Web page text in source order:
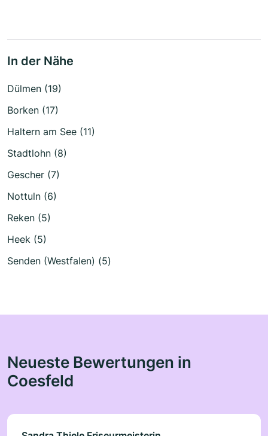
In der Nähe
Dülmen (19)
Borken (17)
Haltern am See (11)
Stadtlohn (8)
Gescher (7)
Nottuln (6)
Reken (5)
Heek (5)
Senden (Westfalen) (5)
Neueste Bewertungen in
Coesfeld